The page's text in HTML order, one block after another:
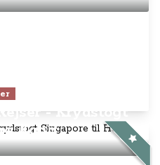
- Krydstogt
Kong